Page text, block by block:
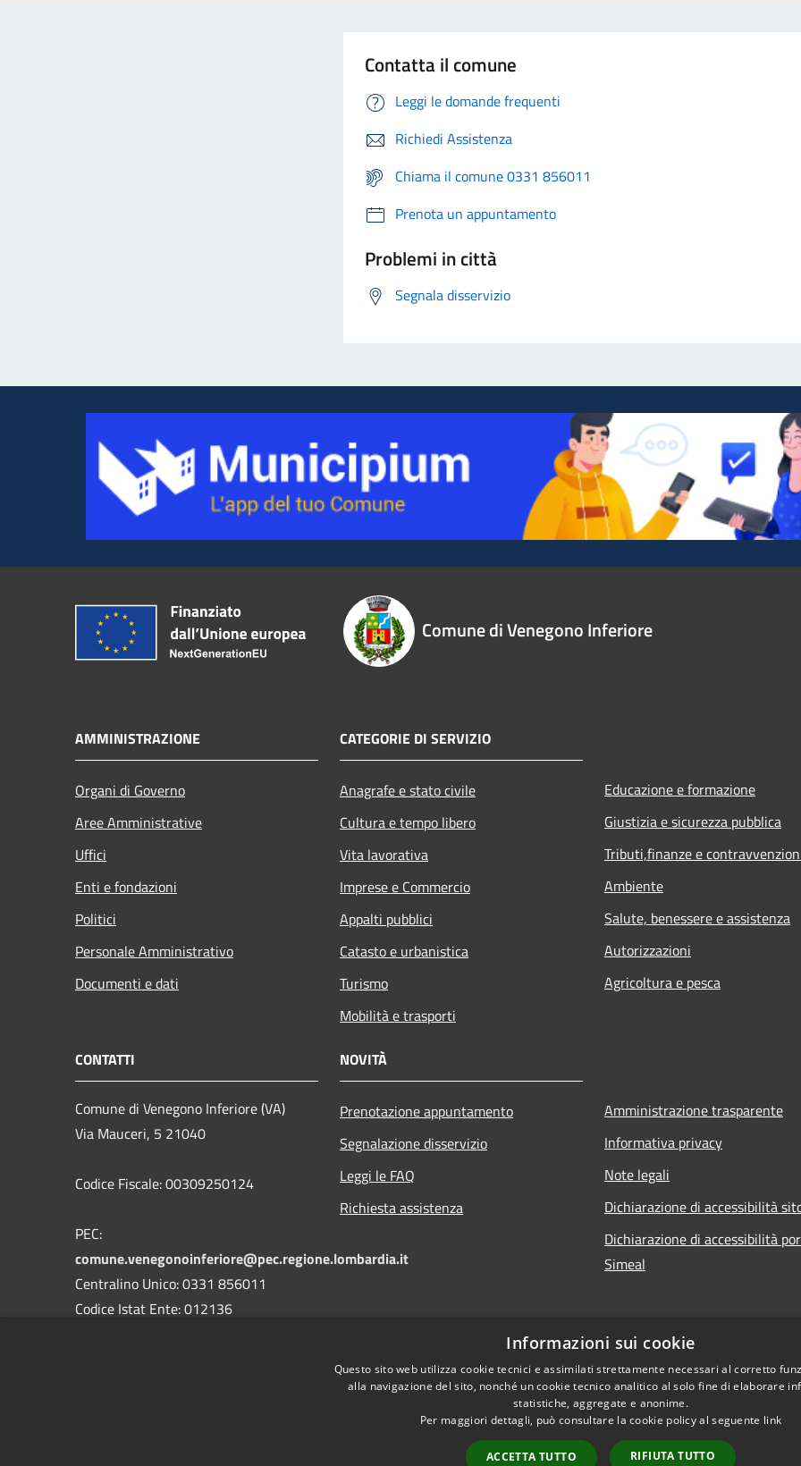
Contatta il comune
Leggi le domande frequenti
Richiedi Assistenza
Chiama il comune 0331 856011
Prenota un appuntamento
Problemi in città
Segnala disservizio
Comune di Venegono Inferiore
AMMINISTRAZIONE
Organi di Governo
Aree Amministrative
Uffici
Enti e fondazioni
Politici
Personale Amministrativo
Documenti e dati
CATEGORIE DI SERVIZIO
Anagrafe e stato civile
Cultura e tempo libero
Vita lavorativa
Imprese e Commercio
Appalti pubblici
Catasto e urbanistica
Turismo
Mobilità e trasporti
Educazione e formazione
Giustizia e sicurezza pubblica
Tributi,finanze e
Ambiente
Salute, benessere e assistenza
Autorizzazioni
Agricoltura e pesca
CONTATTI
Comune di Venegono Inferiore (VA)
Via Mauceri, 5 21040
Codice Fiscale: 00309250124
PEC:
comune.venegonoinferiore@pec.regione.lombardia.it
Centralino Unico: 0331 856011
Codice Istat Ente: 012136
NOVITÀ
Prenotazione appuntamento
Segnalazione disservizio
Leggi le FAQ
Richiesta assistenza
Amministrazione trasparente
Informativa privacy
Note legali
Dichiarazione di accessibilità
Dichiarazione di accessibilità
Simeal
Informazioni sui cookie
Questo sito web utilizza cookie tecnici e assimilati strettamente necessari al corretto
alla navigazione del sito, nonché un cookie tecnico analitico al solo fine di elaborare
statistiche, aggregate e anonime.
Per maggiori dettagli, può consultare la cookie policy al seguente link
ACCETTA TUTTO RIFIUTA TUTTO